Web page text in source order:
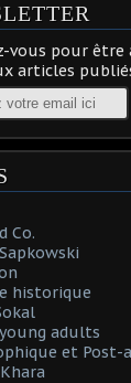
vous pour être
articles
Co.
historique
adults
et Post-